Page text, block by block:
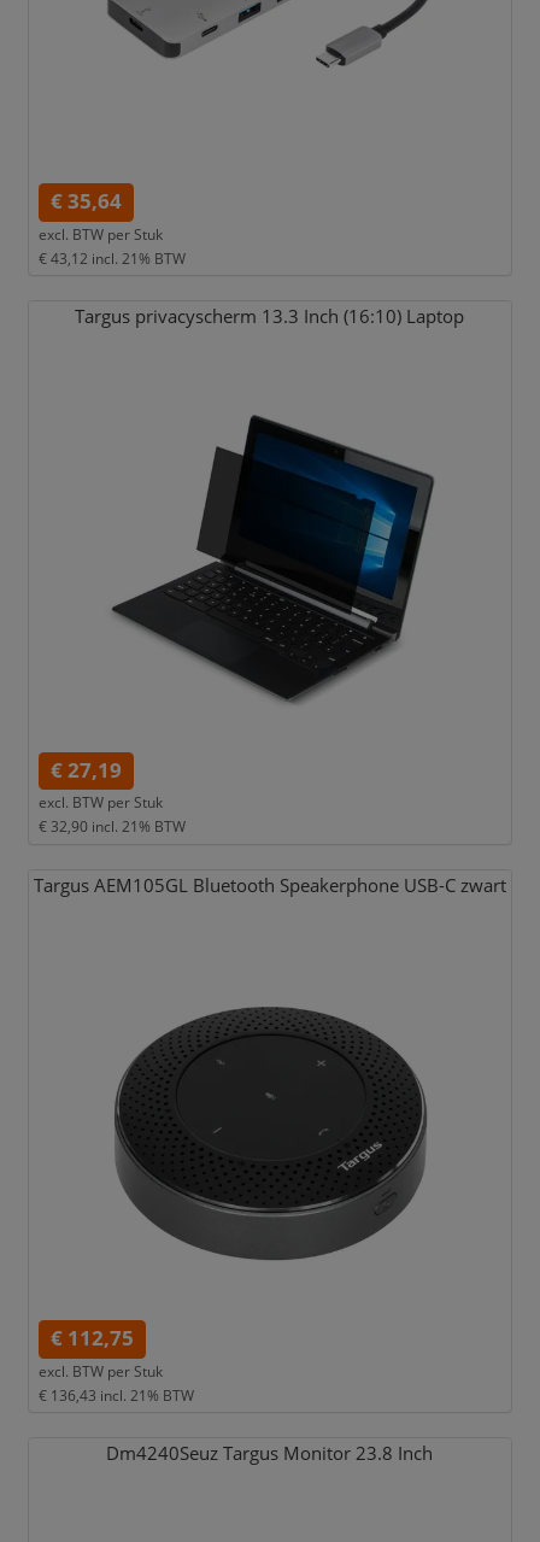
€ 35,64
excl. BTW per Stuk
€ 43,12 incl. 21% BTW
Targus privacyscherm 13.3 Inch (16:10) Laptop
€ 27,19
excl. BTW per Stuk
€ 32,90 incl. 21% BTW
Targus AEM105GL Bluetooth Speakerphone USB-C zwart
€ 112,75
excl. BTW per Stuk
€ 136,43 incl. 21% BTW
Dm4240Seuz Targus Monitor 23.8 Inch